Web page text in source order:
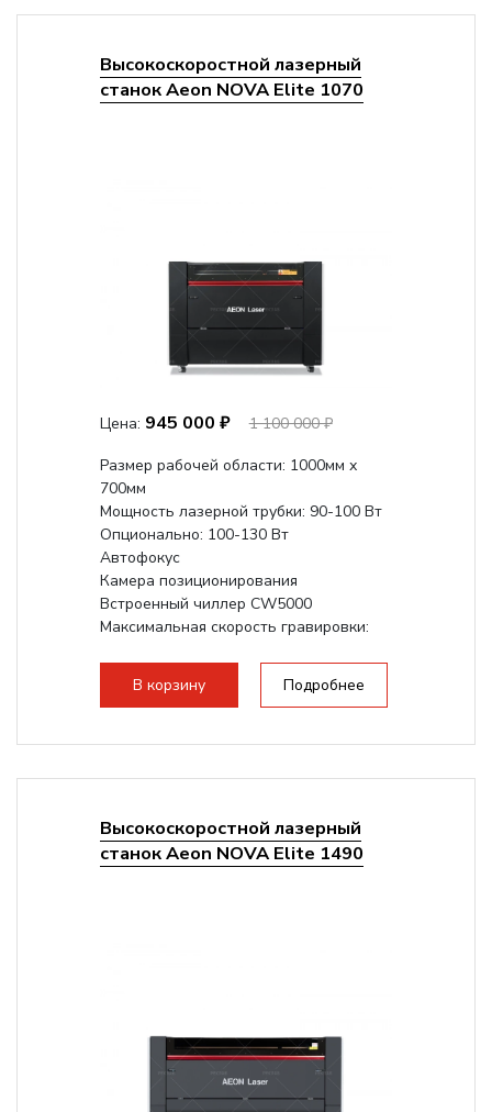
Высокоскоростной лазерный
станок Aeon NOVA Elite 1070
Цена: 945 000 ₽
1 100 000 ₽
Размер рабочей области: 1000мм х
700мм
Мощность лазерной трубки: 90-100 Вт
Опционально: 100-130 Вт
Автофокус
Камера позиционирования
Встроенный чиллер CW5000
Максимальная скорость гравировки:
140мм,
В корзину Подробнее
Высокоскоростной лазерный
станок Aeon NOVA Elite 1490